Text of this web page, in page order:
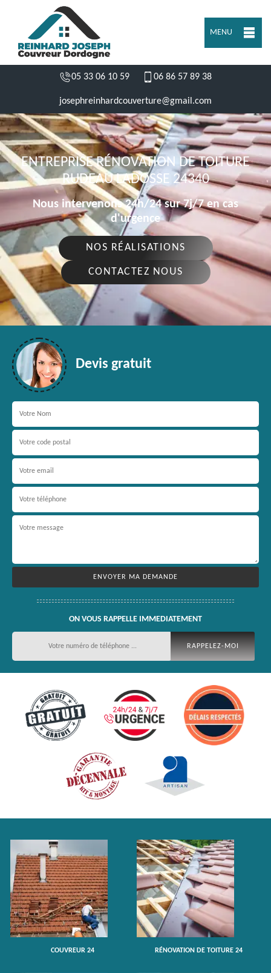
MENU
05 33 06 10 59 06 86 57 89 38
josephreinhardcouverture@gmail.com
ENTREPRISE RÉNOVATION DE TOITURE
RUDEAU LADOSSE 24340
Nous intervenons 24h/24 sur 7j/7 en cas
d'urgence
NOS RÉALISATIONS
CONTACTEZ NOUS
Devis gratuit
ON VOUS RAPPELLE IMMEDIATEMENT
COUVREUR 24 RÉNOVATION DE TOITURE 24